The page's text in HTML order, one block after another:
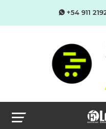
+54 911